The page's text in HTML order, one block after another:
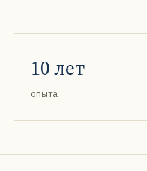
10 лет
опыта